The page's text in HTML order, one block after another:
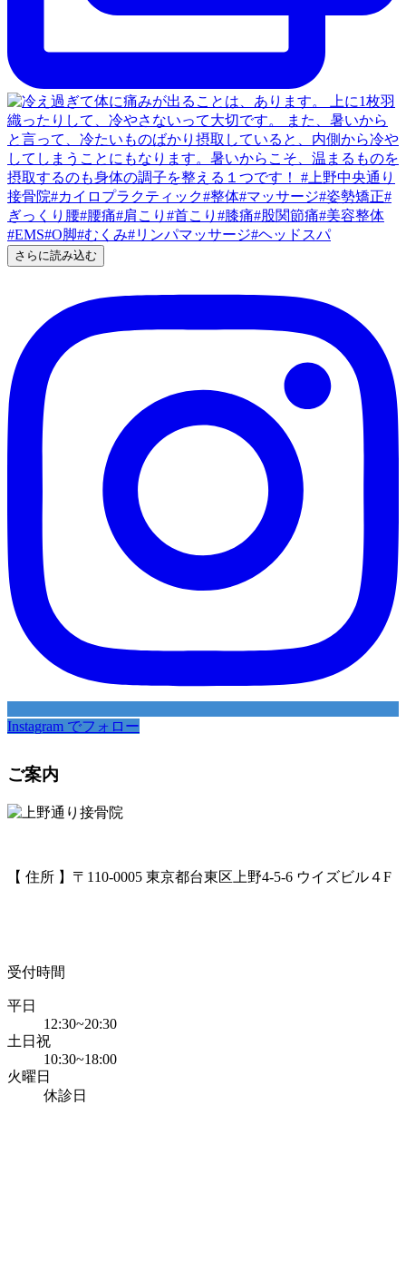
さらに読み込む
Instagram でフォロー
ご案内
【 住所 】〒110-0005 東京都台東区上野4-5-6 ウイズビル４F
受付時間
平日
12:30~20:30
土日祝
10:30~18:00
火曜日
休診日